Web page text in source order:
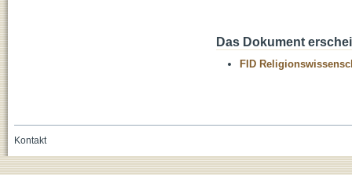
Das Dokument
FID
Kontakt